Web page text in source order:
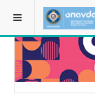
ΒΡΊΣΚΕΣΤΕ ΕΔΏ: